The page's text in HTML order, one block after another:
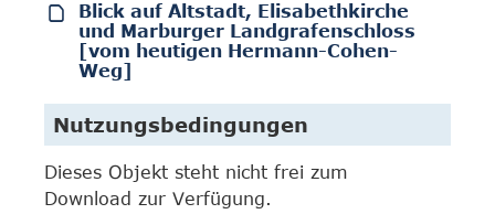
Blick auf Altstadt, Elisabethkirche
und Marburger Landgrafenschloss
[vom heutigen Hermann-Cohen-
Weg]
Nutzungsbedingungen
Dieses Objekt steht nicht frei zum
Download zur Verfügung.